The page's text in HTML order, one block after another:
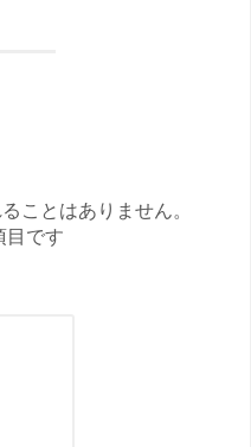
ことはありません。
目です